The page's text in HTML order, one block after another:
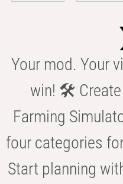
Your mod. Your
win! 🛠️
Farming
four categories
Start planning